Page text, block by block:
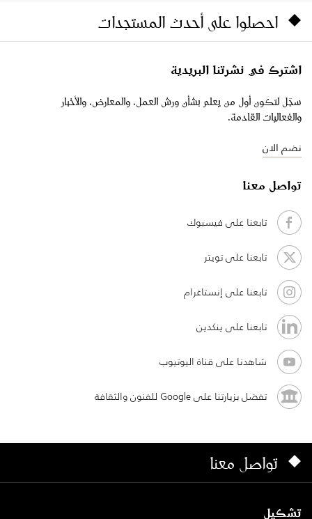
احصلوا على أحدث المستجدات
اشترك في نشرتنا البريدية
سجّل لتكون أول من يعلم بشأن ورش العمل، والمعارض، والأخبار
والفعاليات القادمة.
نضم الان
تواصل معنا
تابعنا على فيسبوك
تابعنا على تويتر
تابعنا على إنستاغرام
تابعنا على ينكدين
شاهدنا على قناة اليوتيوب
تفضل بزيارتنا على Google للفنون والثقافة
تواصل معنا
تشكيل